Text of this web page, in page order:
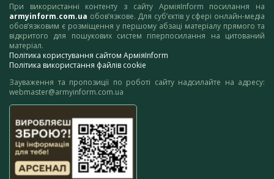
При використанні контенту з сайту АрміяInform посилання на
armyinform.com.ua обов’язкове. Для суб’єктів у сфері онлайн-медіа
обов’язковим є розміщення у першому абзаці матеріалу прямого та
відкритого для пошукових систем гіперпосилання на цитований
матеріал.
Політика користування сайтом АрміяInform
Політика використання файлів cookie
Зауваження та пропозиції по роботі сайту надсилайте на адресу:
webmaster@armyinform.com.ua